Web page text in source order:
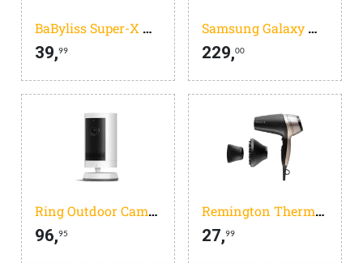
BaByliss Super-X Metal Series E111E
39,99
Samsung Galaxy Watch 7 4G Groen 44mm
229,00
Ring Outdoor Camera Plus - batterij - wit- buitencamera - 2k
96,95
Remington Thermacare PRO 2300 D5715
27,99